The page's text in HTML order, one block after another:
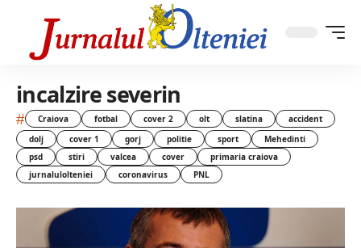
incalzire severin
# Craiova fotbal cover 2 olt slatina
accident
dolj
cover 1 gorj politie sport
Mehedinti
psd
stiri valcea cover
primaria craiova
jurnalulolteniei
coronavirus PNL